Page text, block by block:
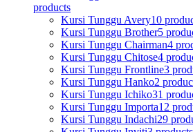
products
Kursi Tunggu Avery10
Kursi Tunggu Brother5
Kursi Tunggu Chairman4
Kursi Tunggu Chitose4
Kursi Tunggu Frontline3
Kursi Tunggu Hanko2
Kursi Tunggu Ichiko31
Kursi Tunggu Importa12
Kursi Tunggu Indachi29